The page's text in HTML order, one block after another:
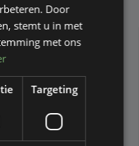
geprofileerde
reductie van geluid
puien voor zowel
Door
stemt u in met
met ons
Targeting